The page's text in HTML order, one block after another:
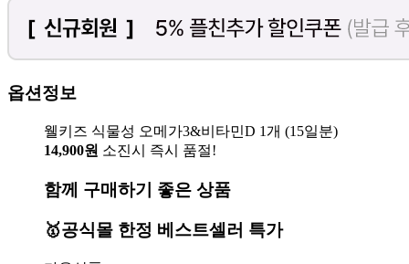
옵션정보
웰키즈 식물성 오메가3&비타민D 1개 (15일분)
14,900원 소진시 즉시 품절!
함께 구매하기 좋은 상품
🥇공식몰 한정 베스트셀러 특가